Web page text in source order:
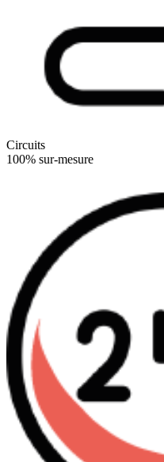
Circuits
100% sur-mesure